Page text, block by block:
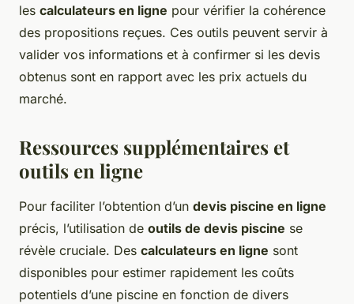
les calculateurs en ligne pour vérifier la cohérence
des propositions reçues. Ces outils peuvent servir à
valider vos informations et à confirmer si les devis
obtenus sont en rapport avec les prix actuels du
marché.
Ressources supplémentaires et
outils en ligne
Pour faciliter l’obtention d’un devis piscine en ligne
précis, l’utilisation de outils de devis piscine se
révèle cruciale. Des calculateurs en ligne sont
disponibles pour estimer rapidement les coûts
potentiels d’une piscine en fonction de divers